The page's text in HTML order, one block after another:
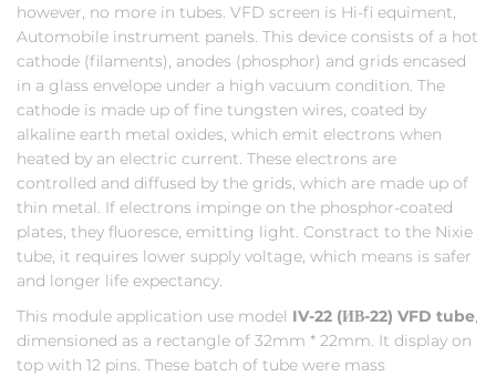
however, no more in tubes. VFD screen is Hi-fi equiment,
Automobile instrument panels. This device consists of a hot
cathode (filaments), anodes (phosphor) and grids encased
in a glass envelope under a high vacuum condition. The
cathode is made up of fine tungsten wires, coated by
alkaline earth metal oxides, which emit electrons when
heated by an electric current. These electrons are
controlled and diffused by the grids, which are made up of
thin metal. If electrons impinge on the phosphor-coated
plates, they fluoresce, emitting light. Constract to the Nixie
tube, it requires lower supply voltage, which means is safer
and longer life expectancy.
This module application use model IV-22 (ИВ-22) VFD tube,
dimensioned as a rectangle of 32mm * 22mm. It display on
top with 12 pins. These batch of tube were mass